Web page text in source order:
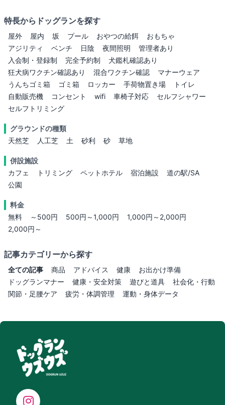
特長からドッグランを探す
屋外 屋内 坂 プール おやつの給餌
おもちゃ
アジリティ
ベンチ 日陰 夜間照明
管理者あり
入会制・登録制
完全予約制
犬鑑札確認あり
狂犬病ワクチン確認あり
混合ワクチン確認
マナーウェア
うんちゴミ箱
ゴミ箱 ロッカー 手荷物置き場
トイレ
自動販売機
コンセント wifi 車椅子対応
セルフシャワー
セルフトリミング
グラウンドの種類
天然芝
人工芝 土 砂利 砂 草地
併設施設
カフェ
トリミング ペットホテル 宿泊施設
道の駅/SA
公園
料金
無料
～500円 500円～1,000円
1,000円～2,000円
2,000円～
記事カテゴリーから探す
全ての記事 商品 アドバイス 健康
お出かけ準備
ドッグランマナー
健康・安全対策 遊びと道具
社会化・行動
関節・足腰ケア
疲労・体調管理 運動・身体データ